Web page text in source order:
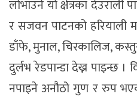
लोभाउने याे क्षेत्रका देउराली
र सजवन पाटनको हरियाली
डाँफे, मुनाल, चिरकालिज,
दुर्लभ रेडपान्डा देख्न पाइन्छ
नपाइने अनौठो गुण र रुप